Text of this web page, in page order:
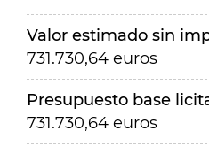
Valor estimado sin
731.730,64 euros
Presupuesto base
731.730,64 euros